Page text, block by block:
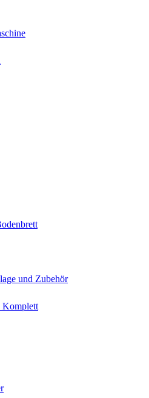
und Zubehör
Komplett